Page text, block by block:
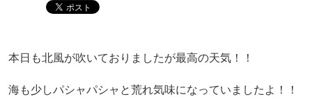
本日も北風が吹いておりましたが最高の天気！！
海も少しパシャパシャと荒れ気味になっていましたよ！！